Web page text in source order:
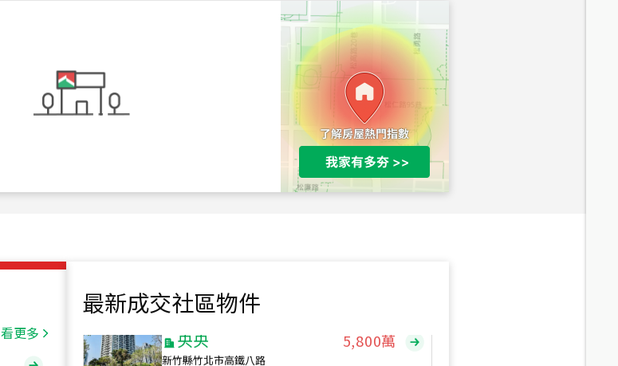
看更多
最新成交社區物件
總價
1,020萬
總價
490萬
新竹市新竹市慈祥路
總價
1,808萬
115年07月 成交
央央
新竹縣竹北市高鐵八路